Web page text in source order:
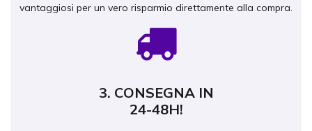
vantaggiosi per un vero risparmio direttamente alla compra.
3. CONSEGNA IN
24-48H!